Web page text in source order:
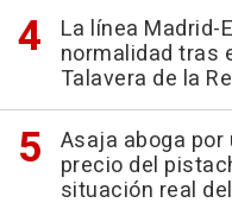
La línea Madrid-
normalidad tras
Talavera de la
Asaja aboga
precio del
situación real